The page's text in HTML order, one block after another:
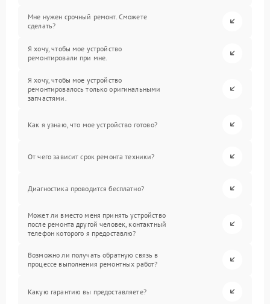
Мне нужен срочный ремонт. Сможете
сделать?
Я хочу, чтобы мое устройство
ремонтировали при мне.
Я хочу, чтобы мое устройство
ремонтировалось только оригинальными
запчастями.
Как я узнаю, что мое устройство готово?
От чего зависит срок ремонта техники?
Диагностика проводится бесплатно?
Может ли вместо меня принять устройство
после ремонта другой человек, контактный
телефон которого я предоставлю?
Возможно ли получать обратную связь в
процессе выполнения ремонтных работ?
Какую гарантию вы предоставляете?